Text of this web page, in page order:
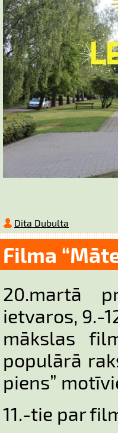
Dita Dubulta
Filma
20.martā
ietvaros, 9.-
mākslas
populārā
piens”
11.-tie par